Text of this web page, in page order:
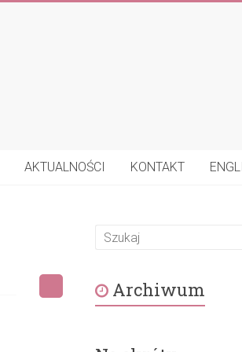
AKTUALNOŚCI KONTAKT
Archiwum